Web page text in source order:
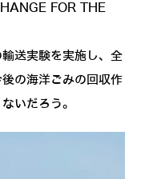
FOR THE
送実験を実施し、全
の海洋ごみの回収作
いだろう。